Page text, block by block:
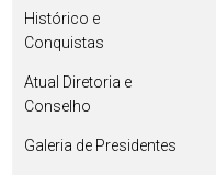
Histórico e
Conquistas
Atual Diretoria e
Conselho
Galeria de Presidentes